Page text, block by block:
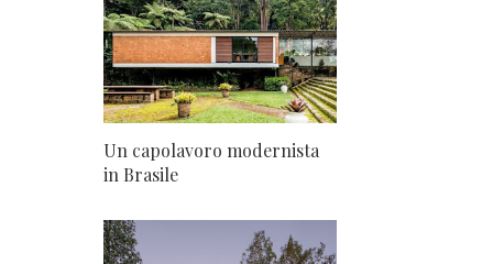
Un capolavoro modernista
in Brasile